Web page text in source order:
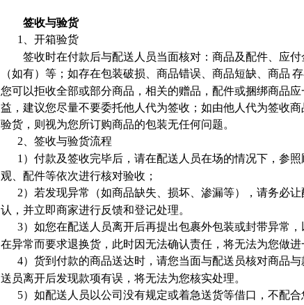
签收与验货
1
、开箱验货
签收时在付款后与配送人员当面核对：商品及配件、应付
（如有）等；如存在包装破损、商品错误、商品短缺、商品
您可以拒收全部或部分商品，相关的赠品，配件或捆绑商品
益，建议您尽量不要委托他人代为签收；如由他人代为签收
验货，则视为您所订购商品的包装无任何问题。
2 、签收与验货流程
1 ）付款及签收完毕后，请在配送人员在场的情况下，参
观、配件等依次进行核对验收；
2）若发现异常（如商品缺失、损坏、渗漏等），请务必
认，并立即商家进行反馈和登记处理。
3）如您在配送人员离开后再提出包裹外包装或封带异常
在异常而要求退换货，此时因无法确认责任，将无法为您做进
4）货到付款的商品送达时，请您当面与配送员核对商品
送员离开后发现款项有误，将无法为您核实处理。
5）如配送人员以公司没有规定或着急送货等借口，不配